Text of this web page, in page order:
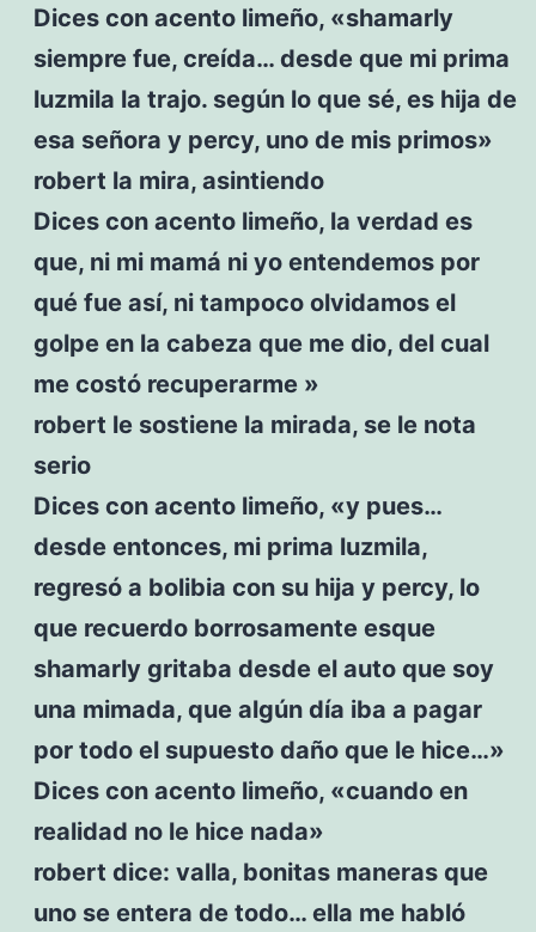
Dices con acento limeño, «shamarly
siempre fue, creída… desde que mi prima
luzmila la trajo. según lo que sé, es hija de
esa señora y percy, uno de mis primos»
robert la mira, asintiendo
Dices con acento limeño, la verdad es
que, ni mi mamá ni yo entendemos por
qué fue así, ni tampoco olvidamos el
golpe en la cabeza que me dio, del cual
me costó recuperarme »
robert le sostiene la mirada, se le nota
serio
Dices con acento limeño, «y pues…
desde entonces, mi prima luzmila,
regresó a bolibia con su hija y percy, lo
que recuerdo borrosamente esque
shamarly gritaba desde el auto que soy
una mimada, que algún día iba a pagar
por todo el supuesto daño que le hice…»
Dices con acento limeño, «cuando en
realidad no le hice nada»
robert dice: valla, bonitas maneras que
uno se entera de todo… ella me habló